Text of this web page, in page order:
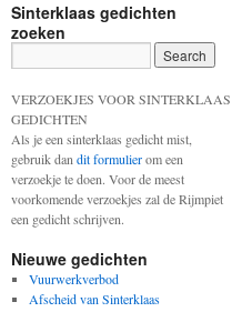
Sinterklaas gedichten
zoeken
VERZOEKJES VOOR SINTERKLAAS
GEDICHTEN
Als je een sinterklaas gedicht mist,
gebruik dan dit formulierom een
verzoekje te doen. Voor de meest
voorkomende verzoekjes zal de Rijmpiet
een gedicht schrijven.
Nieuwe gedichten
Vuurwerkverbod
Afscheid van Sinterklaas